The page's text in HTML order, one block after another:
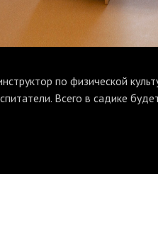
по физической
Всего в садике